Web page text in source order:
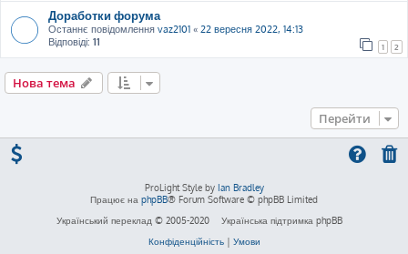
Доработки форума
Останнє повідомлення vaz2101 « 22 вересня 2022, 14:13
Відповіді: 11 1 2
Нова тема
Перейти
ProLight Style by Ian Bradley
Працює на phpBB® Forum Software © phpBB Limited
Український переклад © 2005-2020
Українська підтримка phpBB
Конфіденційність| Умови